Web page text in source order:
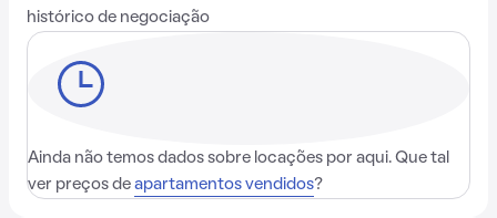
histórico de negociação
Ainda não temos dados sobre locações por aqui. Que tal
ver preços de apartamentos vendidos?